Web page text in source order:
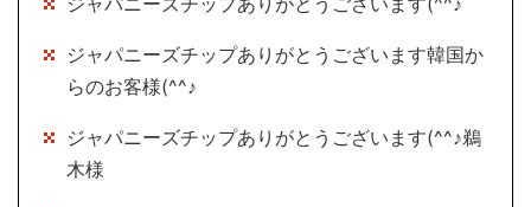
ジャパニーズチップありがとうございます韓国か
らのお客様(^^♪
ジャパニーズチップありがとうございます(^^♪鵜
木様